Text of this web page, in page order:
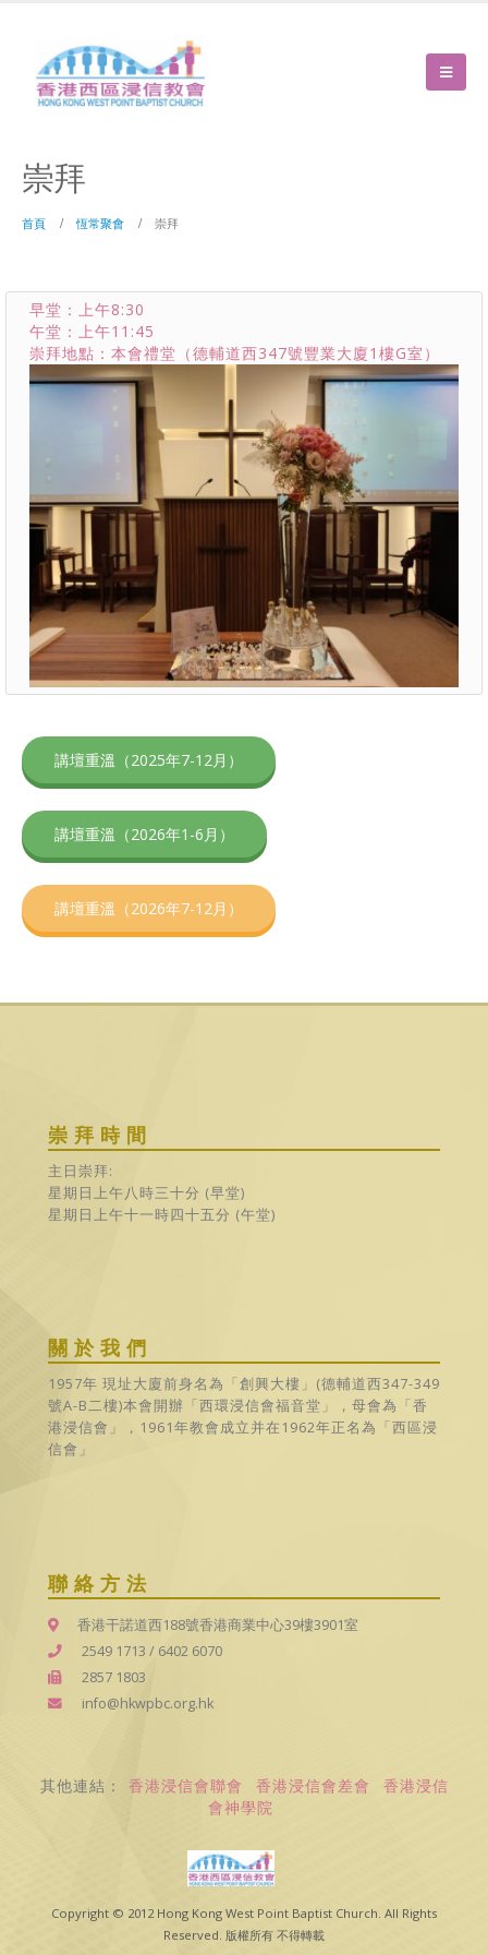
崇拜
首頁 恆常聚會 崇拜
早堂：上午8:30
午堂：上午11:45
崇拜地點：本會禮堂（德輔道西347號豐業大廈1樓G室）
講壇重溫（2025年7-12月）
講壇重溫（2026年1-6月）
講壇重溫（2026年7-12月）
其他連結： 香港浸信會聯會 香港浸信會差會
香港浸信
會神學院
崇拜時間
主日崇拜:
星期日上午八時三十分 (早堂)
星期日上午十一時四十五分 (午堂)
關於我們
1957年 現址大廈前身名為「創興大樓」(德輔道西347-349
號A-B二樓)本會開辦「西環浸信會福音堂」，母會為「香
港浸信會」，1961年教會成立并在1962年正名為「西區浸
信會」
聯絡方法
香港干諾道西188號香港商業中心39樓3901室
2549 1713 / 6402 6070
2857 1803
info@hkwpbc.org.hk
Copyright © 2012 Hong Kong West Point Baptist Church. All Rights
Reserved. 版權所有 不得轉載